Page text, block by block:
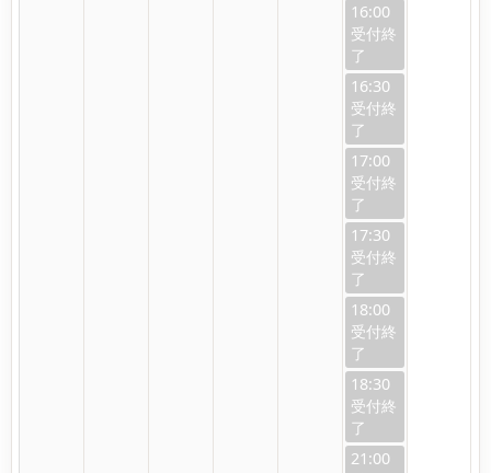
16:00
16:30
17:00
17:30
18:00
18:30
21:00